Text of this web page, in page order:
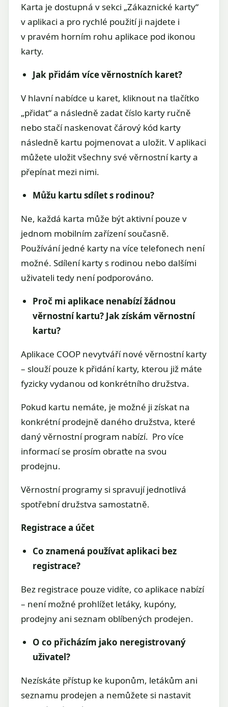
Karta je dostupná v sekci „Zákaznické karty“
v aplikaci a pro rychlé použití ji najdete i
v pravém horním rohu aplikace pod ikonou
karty.
Jak přidám více věrnostních karet?
V hlavní nabídce u karet, kliknout na tlačítko
„přidat“ a následně zadat číslo karty ručně
nebo stačí naskenovat čárový kód karty
následně kartu pojmenovat a uložit. V aplikaci
můžete uložit všechny své věrnostní karty a
přepínat mezi nimi.
Můžu kartu sdílet s rodinou?
Ne, každá karta může být aktivní pouze v
jednom mobilním zařízení současně.
Používání jedné karty na více telefonech není
možné. Sdílení karty s rodinou nebo dalšími
uživateli tedy není podporováno.
Proč mi aplikace nenabízí žádnou
věrnostní kartu? Jak získám věrnostní
kartu?
Aplikace COOP nevytváří nové věrnostní karty
– slouží pouze k přidání karty, kterou již máte
fyzicky vydanou od konkrétního družstva.
Pokud kartu nemáte, je možné ji získat na
konkrétní prodejně daného družstva, které
daný věrnostní program nabízí. Pro více
informací se prosím obraťte na svou
prodejnu.
Věrnostní programy si spravují jednotlivá
spotřební družstva samostatně.
Registrace a účet
Co znamená používat aplikaci bez
registrace?
Bez registrace pouze vidíte, co aplikace nabízí
– není možné prohlížet letáky, kupóny,
prodejny ani seznam oblíbených prodejen.
O co přicházím jako neregistrovaný
uživatel?
Nezískáte přístup ke kuponům, letákům ani
seznamu prodejen a nemůžete si nastavit